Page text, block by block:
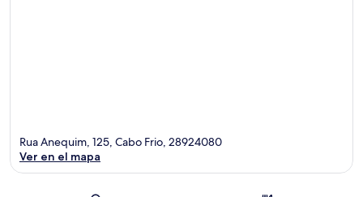
Rua Anequim, 125, Cabo Frio, 28924080
Ver en el mapa